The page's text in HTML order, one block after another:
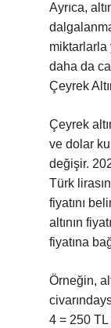
Ayrıca,
miktarlarla
daha da
Çeyrek
Çeyrek
ve dolar
değişir.
Türk
fiyatını
altının
fiyatına
Örneğin,
4 = 250 TL